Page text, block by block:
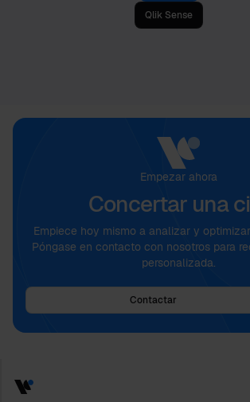
Qlik Sense
Empezar ahora
Concertar una
Empiece hoy mismo a analizar y
Póngase en contacto con nosotros para
personalizada.
Contactar